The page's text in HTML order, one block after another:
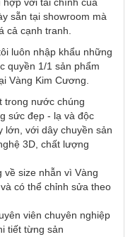
sẵn tại showroom mà
cả cạnh tranh.
luôn nhập khẩu những
quyền 1/1 sản phẩm
Vàng Kim Cương.
trong nước chúng
sức đẹp - lạ và độc
lớn, với dây chuyền sản
3D, chất lượng
về size nhẫn vì Vàng
có thể chỉnh sửa theo
viên chuyên nghiệp
tiết từng sản